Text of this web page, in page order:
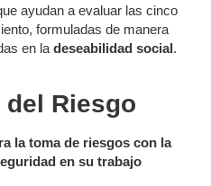
ayudan a evaluar las cinco
formuladas de manera
en la deseabilidad social.
Riesgo
la toma de riesgos con la
en su trabajo